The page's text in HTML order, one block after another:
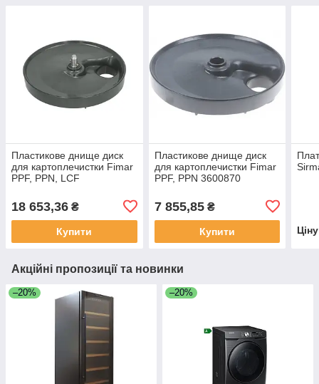
Пластикове днище диск
для картоплечистки Fimar
PPF, PPN, LCF
18 653,36 ₴
Купити
Пластикове днище диск
для картоплечистки Fimar
PPF, PPN 3600870
7 855,85₴
Купити
Акційні пропозиції та новинки
–20% –20%